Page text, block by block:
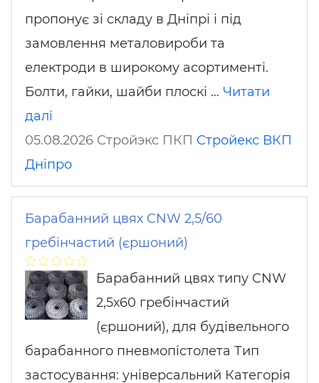
пропонує зі складу в Дніпрі і під
замовлення металовироби та
електроди в широкому асортименті.
Болти, гайки, шайби плоскі … Читати
далі
05.08.2026 Стройэкс ПКП Стройекс ВКП
Дніпро
Барабанний цвях CNW 2,5/60
гребінчастий (єршоний)
Барабанний цвях типу CNW
2,5х60 гребінчастий
(єршоний), для будівельного
барабанного пневмопістолета Тип
застосування: універсальний Категорія